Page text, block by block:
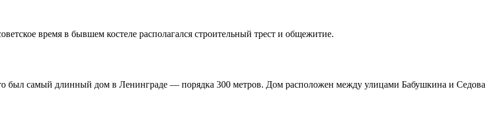
время в бывшем костеле располагался строительный трест и общежитие.
был самый длинный дом в Ленинграде — порядка 300 метров. Дом расположен между улицами Бабушкина и Седова